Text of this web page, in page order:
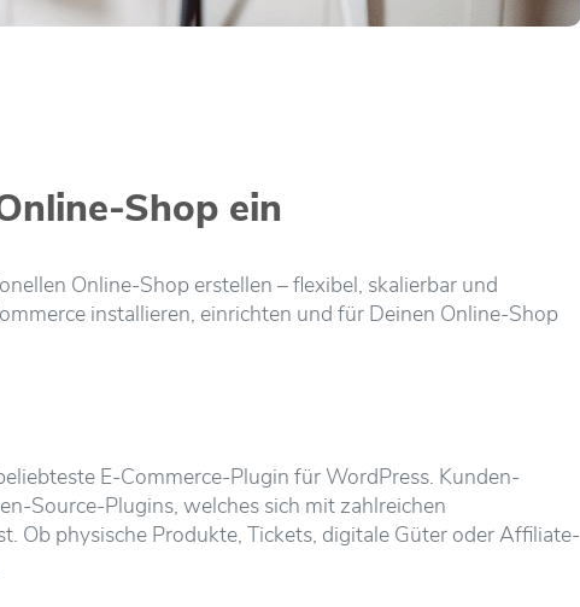
Shop ein
Online-Shop erstellen – flexibel, skalierbar und
installieren, einrichten und für Deinen Online-Shop
E-Commerce-Plugin für WordPress. Kunden-
Source-Plugins, welches sich mit zahlreichen
Ob physische Produkte, Tickets, digitale Güter oder Affiliate-